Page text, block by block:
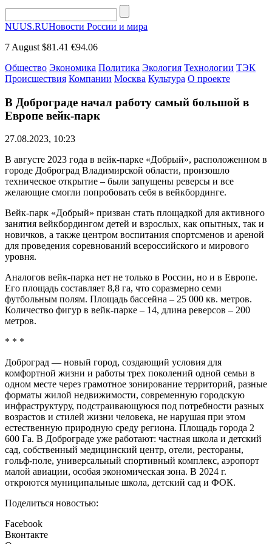
NUUS.RUНовости России и мира
7 August $81.41 €94.06
Общество Экономика Политика Экология Технологии ТЭК
Происшествия Компании Москва Культура О проекте
В Доброграде начал работу самый большой в
Европе вейк-парк
27.08.2023, 10:23
В августе 2023 года в вейк-парке «Добрый», расположенном в
городе Доброград Владимирской области, произошло
техническое открытие – были запущены реверсы и все
желающие смогли попробовать себя в вейкбординге.
Вейк-парк «Добрый» призван стать площадкой для активного
занятия вейкбордингом детей и взрослых, как опытных, так и
новичков, а также центром воспитания спортсменов и ареной
для проведения соревнований всероссийского и мирового
уровня.
Аналогов вейк-парка нет не только в России, но и в Европе.
Его площадь составляет 8,8 га, что соразмерно семи
футбольным полям. Площадь бассейна – 25 000 кв. метров.
Количество фигур в вейк-парке – 14, длина реверсов – 200
метров.
* * *
Доброград — новый город, создающий условия для
комфортной жизни и работы трех поколений одной семьи в
одном месте через грамотное зонирование территорий, разные
форматы жилой недвижимости, современную городскую
инфраструктуру, подстраивающуюся под потребности разных
возрастов и стилей жизни человека, не нарушая при этом
естественную природную среду региона. Площадь города 2
600 Га. В Доброграде уже работают: частная школа и детский
сад, собственный медицинский центр, отели, рестораны,
гольф-поле, универсальный спортивный комплекс, аэропорт
малой авиации, особая экономическая зона. В 2024 г.
откроются муниципальные школа, детский сад и ФОК.
Поделиться новостью:
Facebook
Вконтакте